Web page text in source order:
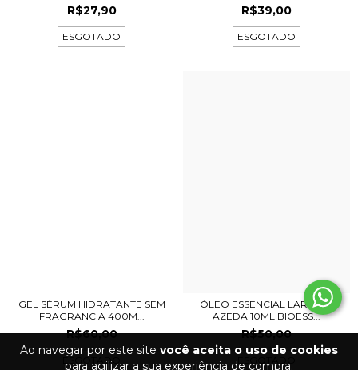
Ao navegar por este site você aceita o uso de cookies
para agilizar a sua experiência de compra.
R$27,90
ESGOTADO
R$39,00
ESGOTADO
GEL SÉRUM HIDRATANTE SEM
FRAGRANCIA 400M...
R$60,00
ESGOTADO
ÓLEO ESSENCIAL LARANJA
AZEDA 10ML BIOESS...
R$50,00